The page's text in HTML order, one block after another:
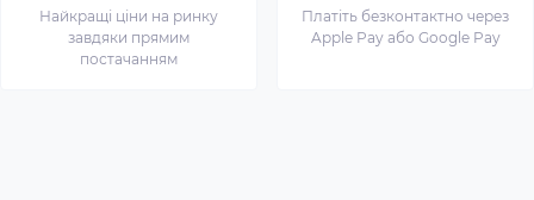
Найкращі ціни на ринку
завдяки прямим
постачанням
Платіть безконтактно через
Apple Pay або Google Pay